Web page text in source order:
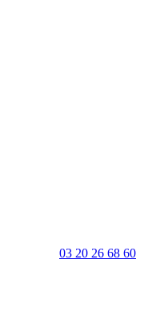
03 20 26 68 60